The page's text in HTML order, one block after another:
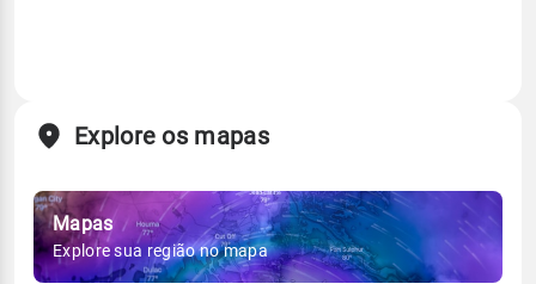
Explore os mapas
Mapas
Explore sua região no mapa